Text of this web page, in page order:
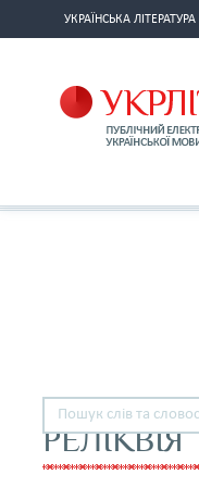
УКРАЇНСЬКА ЛІТЕРАТУРА
РЕЛІКВІЯ